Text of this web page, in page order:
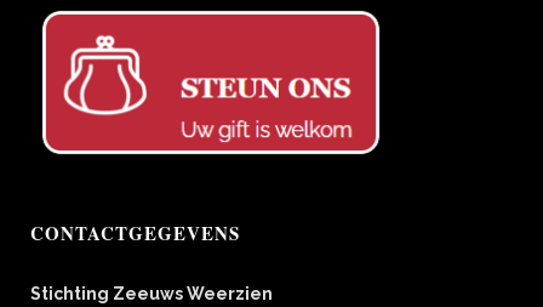
CONTACTGEGEVENS
Stichting Zeeuws Weerzien